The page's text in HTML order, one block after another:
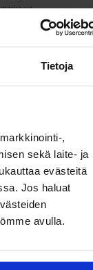
Tietoja
,
sekä laite- ja
evästeitä
Jos haluat
avulla.